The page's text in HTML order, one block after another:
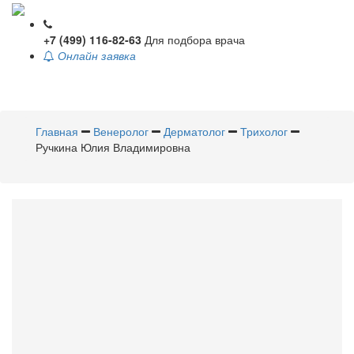
+7 (499) 116-82-63 Для подбора врача
Онлайн заявка
Главная
Венеролог Дерматолог
Трихолог
Ручкина Юлия Владимировна